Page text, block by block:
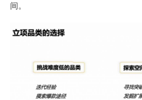
间。